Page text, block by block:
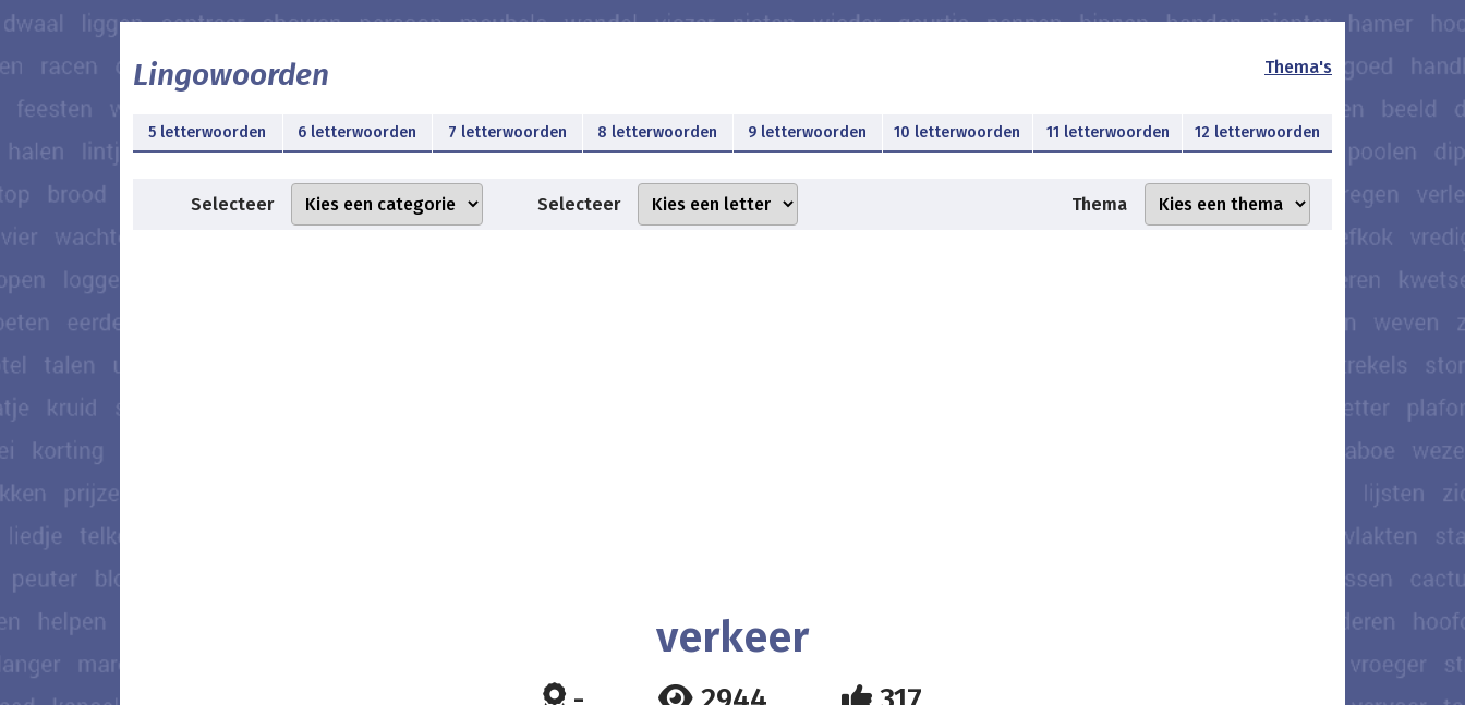
Lingowoorden Thema's
5 letterwoorden 6 letterwoorden 7 letterwoorden 8 letterwoorden 9 letterwoorden 10 letterwoorden 11 letterwoorden 12 letterwoorden
Selecteer Selecteer Thema
verkeer